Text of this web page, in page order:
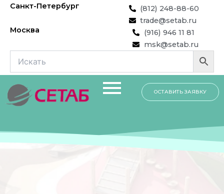
Перейти
содержимому
Санкт-Петербург
(812) 248-88-60
trade@setab.ru
Москва
(916) 946 11 81
msk@setab.ru
ОСТАВИТЬ ЗАЯВКУ